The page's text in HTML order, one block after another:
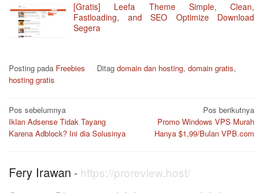
[Gratis] Leefa Theme Simple, Clean,
Fastloading, and SEO Optimize Download
Segera
Posting pada Freebies Ditag domain dan hosting, domain gratis,
hosting gratis
Navigasi
pos
Pos sebelumnya
Iklan Adsense Tidak Tayang
Karena Adblock? Ini dia Solusinya
Pos berikutnya
Promo Windows VPS Murah
Hanya $1,99/Bulan VPB.com
Fery Irawan - https://proreview.host/